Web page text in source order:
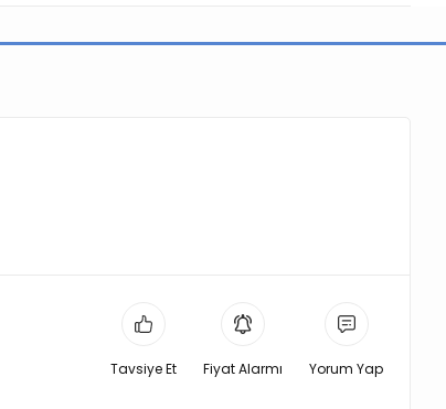
Tavsiye Et Fiyat Alarmı Yorum Yap